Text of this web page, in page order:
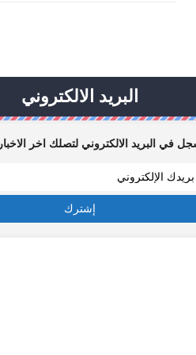
البريد الالكتروني
في البريد الالكتروني لتصلك اخر الاخبار